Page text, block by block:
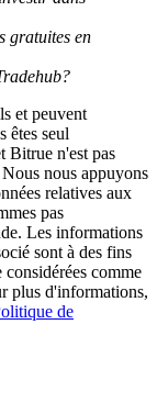
gratuites en
et peuvent
êtes seul
Bitrue n'est pas
nous appuyons
relatives aux
pas
Les informations
sont à des fins
comme
plus d'informations,
de